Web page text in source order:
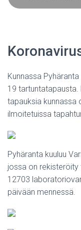
Kunnassa
19
tapauksia kunnassa
ilmoitetuissa
Pyhäranta kuuluu
jossa on
12703
päivään mennessä.